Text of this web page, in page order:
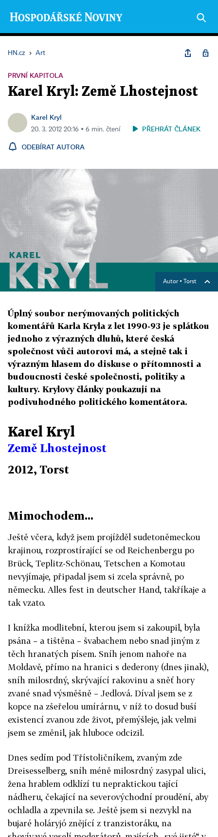
HN.cz › Art
PRVNÍ KAPITOLA
Karel Kryl: Země Lhostejnost
Karel Kryl
20. 3. 2012 20:16 ▪ 6 min. čtení PŘEHRÁT ČLÁNEK
ODEBÍRAT AUTORA
Autor ▪ Torst
Úplný soubor nerýmovaných politických
komentářů Karla Kryla z let 1990-93 je splátkou
jednoho z výrazných dluhů, které česká
společnost vůči autorovi má, a stejně tak i
výrazným hlasem do diskuse o přítomnosti a
budoucnosti české společnosti, politiky a
kultury. Krylovy články poukazují na
podivuhodného politického komentátora.
Karel Kryl
Země Lhostejnost
2012, Torst
Mimochodem...
Ještě včera, když jsem projížděl sudetoněmeckou
krajinou, rozprostírající se od Reichenbergu po
Brück, Teplitz-Schönau, Tetschen a Komotau
nevyjímaje, připadal jsem si zcela správně, po
německu. Alles fest in deutscher Hand, takříkaje a
tak vzato.
I knížka modlitební, kterou jsem si zakoupil, byla
psána – a tištěna – švabachem nebo snad jiným z
těch hranatých písem. Sníh jenom nahoře na
Moldavě, přímo na hranici s dederony (dnes jinak),
sníh milosrdný, skrývající rakovinu a sněť hory
zvané snad výsměšně – Jedlová. Díval jsem se z
kopce na zšeřelou umírárnu, v níž to dosud buší
existencí zvanou zde život, přemýšleje, jak velmi
jsem se změnil, jak hluboce odcizil.
Dnes sedím pod Třístoličníkem, zvaným zde
Dreisesselberg, sníh méně milosrdný zasypal ulici,
žena hrablem odklízí tu nepraktickou tající
nádheru, čekající na severovýchodní proudění, aby
ochladla a zpevnila se. Ještě jsem si nezvykl na
bujaré holáryjó znějící z tranzistoráku, na